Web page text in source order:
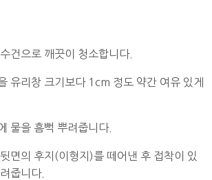
건으로 깨끗이 청소합니다.
유리창 크기보다 1cm 정도 약간 여유 있게
물을 흠뻑 뿌려줍니다.
면의 후지(이형지)를 떼어낸 후 접착이 있
줍니다.